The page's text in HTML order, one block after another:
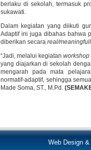
berlaku di sekolah, termasuk
sukawati.
Dalam kegiatan yang diikuti
Adaptif ini juga dibahas bahwa
diberikan secara real/meaningfull
“Jadi, melalui kegiatanworkshop
yang diajarkan di sekolah
mengarah pada mata
normatif-adaptif, sehingga
Made Soma, ST., M.Pd.
Web Design